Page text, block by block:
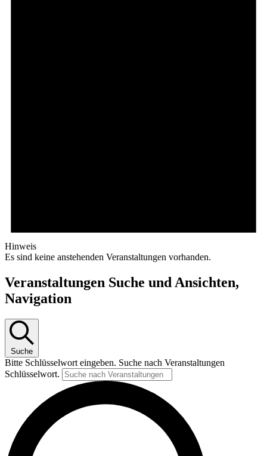
Hinweis
Es sind keine anstehenden Veranstaltungen vorhanden.
Veranstaltungen Suche und Ansichten,
Navigation
Suche
Bitte Schlüsselwort eingeben. Suche nach Veranstaltungen
Schlüsselwort.